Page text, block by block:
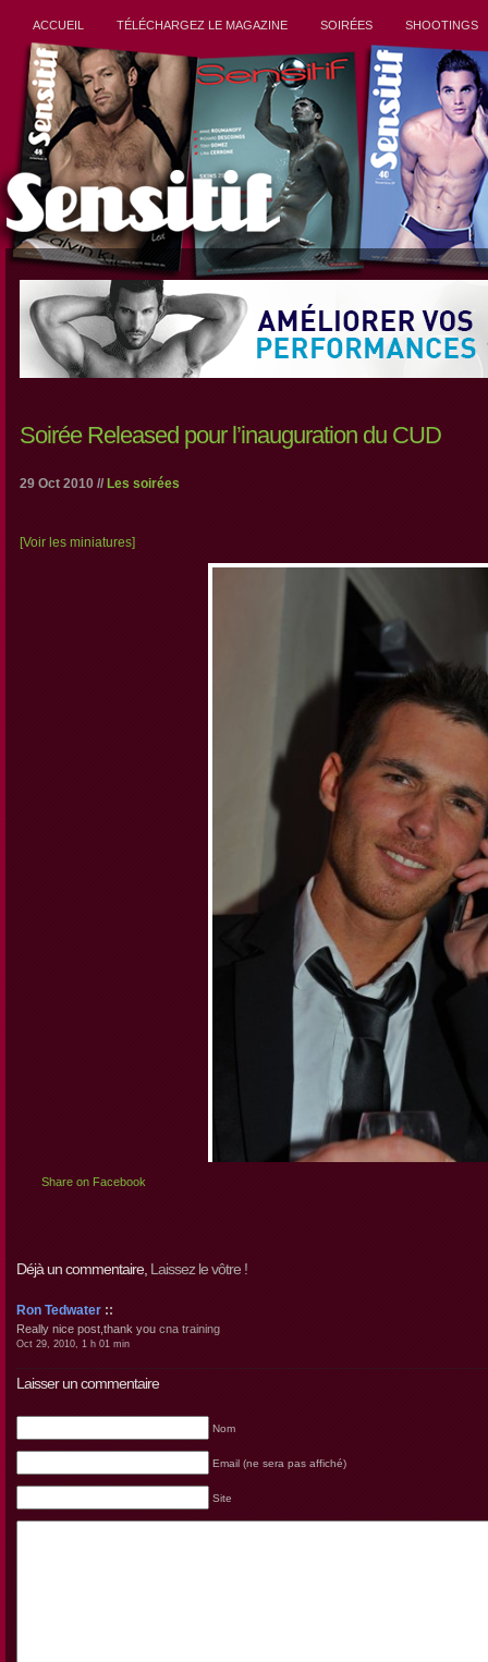
ACCUEIL TÉLÉCHARGEZ LE MAGAZINE SOIRÉES SHOOTINGS
Soirée Released pour l’inauguration du CUD
29 Oct 2010 // Les soirées
[Voir les miniatures]
Share on Facebook
Déjà un commentaire, Laissez le vôtre !
Ron Tedwater ::
Really nice post,thank you cna training
Oct 29, 2010, 1 h 01 min
Laisser un commentaire
Nom
Email (ne sera pas affiché)
Site